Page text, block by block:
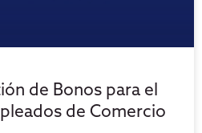
de Bonos para el
de Comercio